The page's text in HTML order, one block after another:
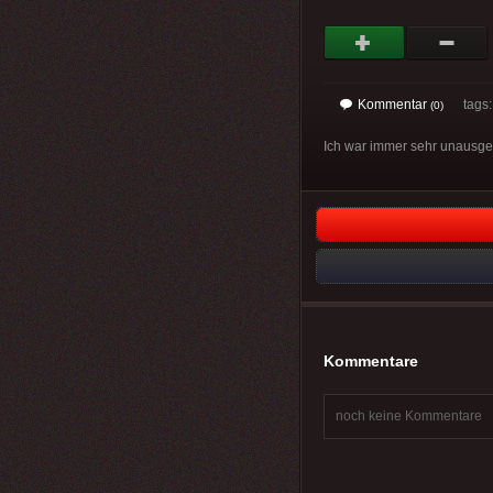
Kommentar (0)
Ich war immer sehr
Kommentare
noch keine Kommentare